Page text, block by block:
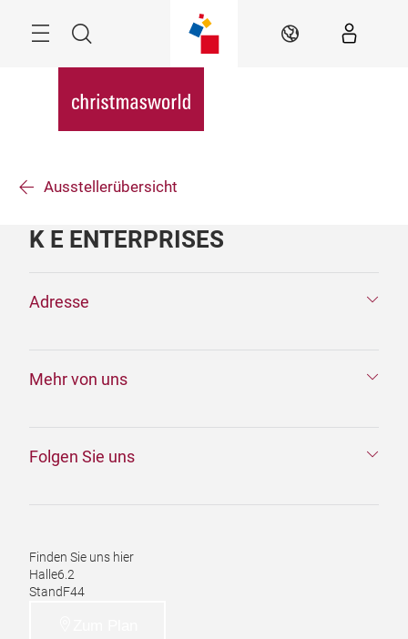
Suche DE
Ausstellerübersicht
K E ENTERPRISES
Adresse
Mehr von uns
Folgen Sie uns
Finden Sie uns hier
Halle6.2
StandF44